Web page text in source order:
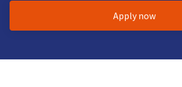
Apply now